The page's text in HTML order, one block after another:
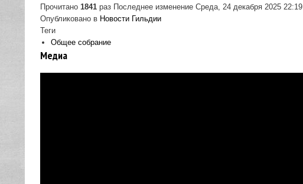
Прочитано 1841 раз Последнее изменение Среда, 24 декабря 2025 22:19
Опубликовано в Новости Гильдии
Теги
Общее собрание
Медиа